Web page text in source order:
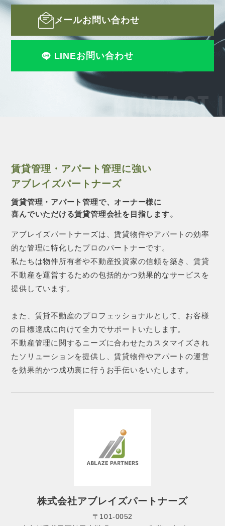
CONTACT
メールお問い合わせ
LINEお問い合わせ
賃貸管理・アパート管理に強い
アブレイズパートナーズ
賃貸管理・アパート管理で、オーナー様に
喜んでいただける賃貸管理会社を目指します。
アブレイズパートナーズは、賃貸物件やアパートの効率
的な管理に特化したプロのパートナーです。
私たちは物件所有者や不動産投資家の信頼を築き、賃貸
不動産を運営するための包括的かつ効果的なサービスを
提供しています。
また、賃貸不動産のプロフェッショナルとして、お客様
の目標達成に向けて全力でサポートいたします。
不動産管理に関するニーズに合わせたカスタマイズされ
たソリューションを提供し、賃貸物件やアパートの運営
を効果的かつ成功裏に行うお手伝いをいたします。
株式会社アブレイズパートナーズ
〒101-0052